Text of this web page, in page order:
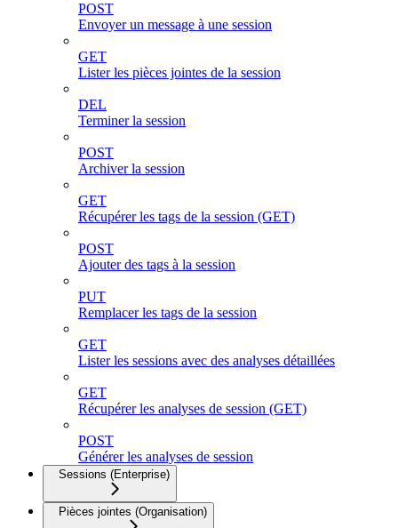
POST
Envoyer un message à une session
GET
Lister les pièces jointes de la session
DEL
Terminer la session
POST
Archiver la session
GET
Récupérer les tags de la session (GET)
POST
Ajouter des tags à la session
PUT
Remplacer les tags de la session
GET
Lister les sessions avec des analyses détaillées
GET
Récupérer les analyses de session (GET)
POST
Générer les analyses de session
Sessions (Enterprise)
Pièces jointes (Organisation)